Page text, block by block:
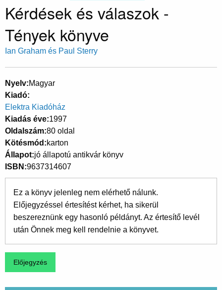
Kérdések és válaszok -
Tények könyve
Ian Graham és Paul Sterry
Nyelv Magyar
Kiadó
Elektra Kiadóház
Kiadás éve 1997
Oldalszám 80 oldal
Kötésmód karton
Állapot jó állapotú antikvár könyv
ISBN 9637314607
Ez a könyv jelenleg nem elérhető nálunk.
Előjegyzéssel értesítést kérhet, ha sikerül
beszereznünk egy hasonló példányt. Az értesítő levél
után Önnek meg kell rendelnie a könyvet.